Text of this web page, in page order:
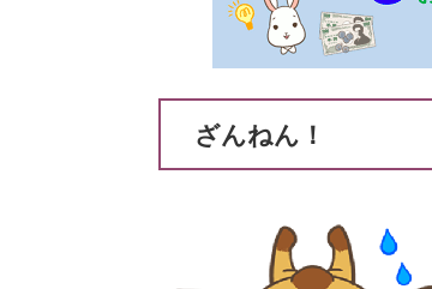
ざんねん！